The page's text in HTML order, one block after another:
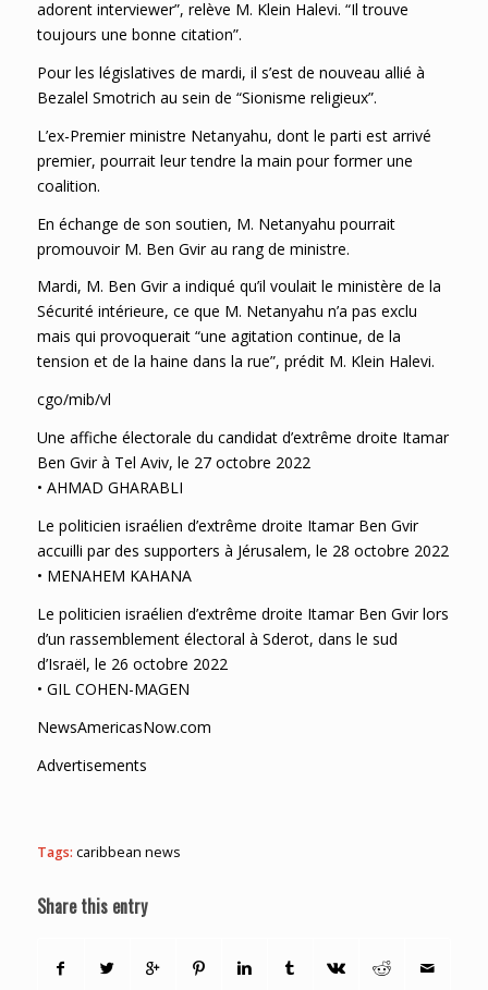
adorent interviewer”, relève M. Klein Halevi. “Il trouve
toujours une bonne citation”.
Pour les législatives de mardi, il s’est de nouveau allié à
Bezalel Smotrich au sein de “Sionisme religieux”.
L’ex-Premier ministre Netanyahu, dont le parti est arrivé
premier, pourrait leur tendre la main pour former une
coalition.
En échange de son soutien, M. Netanyahu pourrait
promouvoir M. Ben Gvir au rang de ministre.
Mardi, M. Ben Gvir a indiqué qu’il voulait le ministère de la
Sécurité intérieure, ce que M. Netanyahu n’a pas exclu
mais qui provoquerait “une agitation continue, de la
tension et de la haine dans la rue”, prédit M. Klein Halevi.
cgo/mib/vl
Une affiche électorale du candidat d’extrême droite Itamar
Ben Gvir à Tel Aviv, le 27 octobre 2022
• AHMAD GHARABLI
Le politicien israélien d’extrême droite Itamar Ben Gvir
accuilli par des supporters à Jérusalem, le 28 octobre 2022
• MENAHEM KAHANA
Le politicien israélien d’extrême droite Itamar Ben Gvir lors
d’un rassemblement électoral à Sderot, dans le sud
d’Israël, le 26 octobre 2022
• GIL COHEN-MAGEN
NewsAmericasNow.com
Advertisements
Tags: caribbean news
Share this entry